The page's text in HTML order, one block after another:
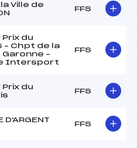
la Ville de
FFS
Prix du
– Chpt de la
Garonne –
Intersport
FFS
Prix du
FFS
D'ARGENT
FFS